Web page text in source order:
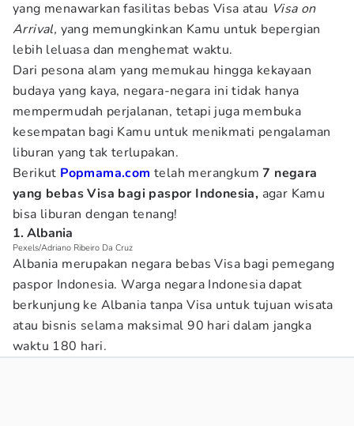
yang menawarkan fasilitas bebas Visa atau Visa on
Arrival, yang memungkinkan Kamu untuk bepergian
lebih leluasa dan menghemat waktu.
Dari pesona alam yang memukau hingga kekayaan
budaya yang kaya, negara-negara ini tidak hanya
mempermudah perjalanan, tetapi juga membuka
kesempatan bagi Kamu untuk menikmati pengalaman
liburan yang tak terlupakan.
Berikut Popmama.com telah merangkum7 negara
yang bebas Visa bagi paspor Indonesia, agar Kamu
bisa liburan dengan tenang!
1. Albania
Pexels/Adriano Ribeiro Da Cruz
Albania merupakan negara bebas Visa bagi pemegang
paspor Indonesia. Warga negara Indonesia dapat
berkunjung ke Albania tanpa Visa untuk tujuan wisata
atau bisnis selama maksimal 90 hari dalam jangka
waktu 180 hari.